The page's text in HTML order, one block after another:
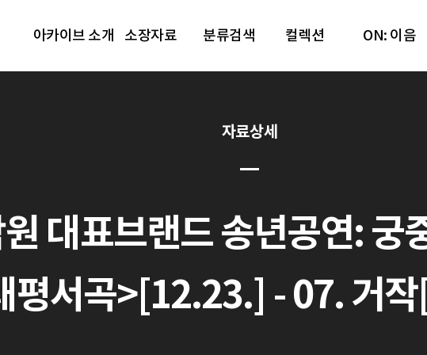
아카이브 소개 소장자료 분류검색 컬렉션 ON: 이음
자료상세
대표브랜드 송년공연: 궁
평서곡>[12.23.] - 07. 거